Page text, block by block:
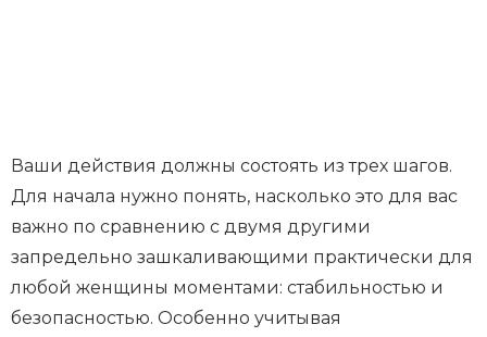
Ваши действия должны состоять из трех шагов.
Для начала нужно понять, насколько это для вас
важно по сравнению с двумя другими
запредельно зашкаливающими практически для
любой женщины моментами: стабильностью и
безопасностью. Особенно учитывая